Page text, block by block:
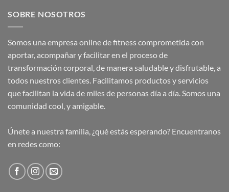
SOBRE NOSOTROS
Somos una empresa online de fitness comprometida con
aportar, acompañar y facilitar en el proceso de
transformación corporal, de manera saludable y disfrutable, a
todos nuestros clientes. Facilitamos productos y servicios
que facilitan la vida de miles de personas día a día. Somos una
comunidad cool, y amigable.
Únete a nuestra familia, ¿qué estás esperando? Encuentranos
en redes como: